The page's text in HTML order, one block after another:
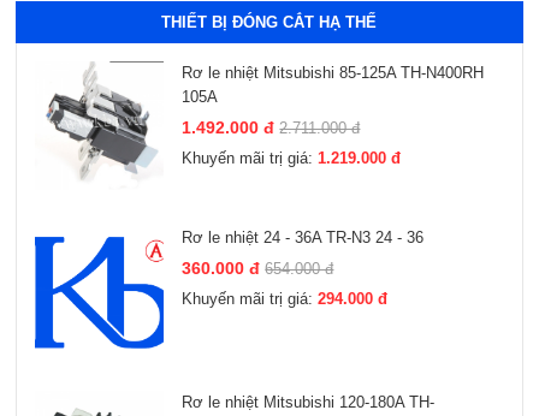
THIẾT BỊ ĐÓNG CẮT HẠ THẾ
Rơ le nhiệt Mitsubishi 85-125A TH-N400RH
105A
1.492.000 đ 2.711.000 đ
Khuyến mãi trị giá:1.219.000 đ
Rơ le nhiệt 24 - 36A TR-N3 24 - 36
360.000 đ 654.000 đ
Khuyến mãi trị giá:294.000 đ
Rơ le nhiệt Mitsubishi 120-180A TH-